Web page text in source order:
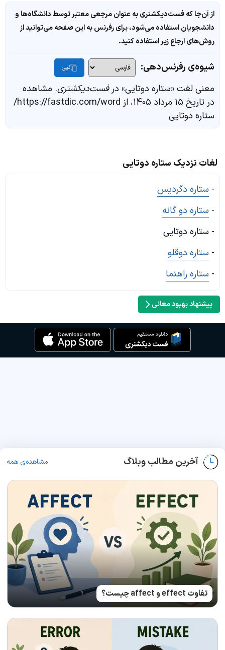
از آن‌جا که فست‌دیکشنری به عنوان مرجعی معتبر توسط دانشگاه‌ها و
دانشجویان استفاده می‌شود، برای رفرنس به این صفحه می‌توانید از
روش‌های ارجاع زیر استفاده کنید.
شیوه‌ی رفرنس‌دهی: کپی
معنی لغت «ستاره دوتایی» درفست‌دیکشنری. مشاهده
در تاریخ ۱۵ مرداد ۱۴۰۵، از https://fastdic.com/word/
ستاره دوتایی
لغات نزدیک ستاره دوتایی
- ستاره دگردیس
- ستاره دو گانه
- ستاره دوتایی
- ستاره دوقلو
- ستاره راهنما
پیشنهاد بهبود معانی
آخرین مطالب وبلاگ مشاهده‌ی همه
تفاوت effect و affect چیست؟